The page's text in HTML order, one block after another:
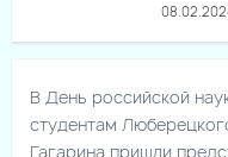
В День российской
студентам
Гагарина пришли